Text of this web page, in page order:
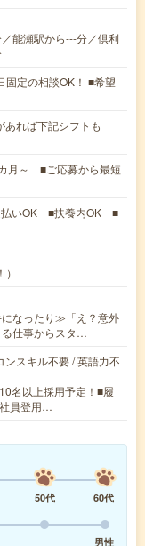
能瀬駅から---分／倶利
固定の相談OK！ ■希望
れば下記シフトも
月～ ■ご応募から最短
払いOK ■扶養内OK ■
なったり≫「え？意外
る仕事からスタ…
ンスキル不要 / 英語力不
名以上採用予定！■履
員登用…
50代
60代
男性